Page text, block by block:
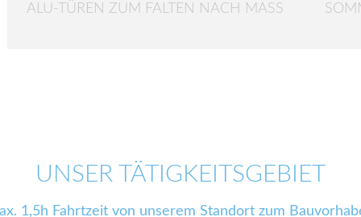
ALU-TÜREN ZUM FALTEN NACH MASS
UNSER TÄTIGKEITSGEBIET
1,5h Fahrtzeit von unserem Standort zum